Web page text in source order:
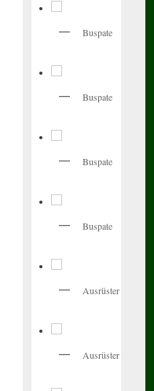
Buspate
Buspate
Buspate
Buspate
Ausrüster
Ausrüster